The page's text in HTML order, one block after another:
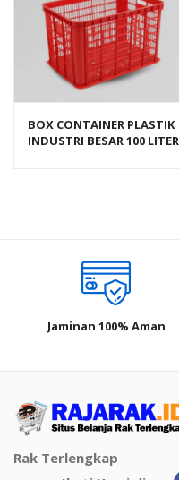
BOX CONTAINER PLASTIK
INDUSTRI BESAR 100 LITER
Jaminan 100% Aman
Rak Terlengkap